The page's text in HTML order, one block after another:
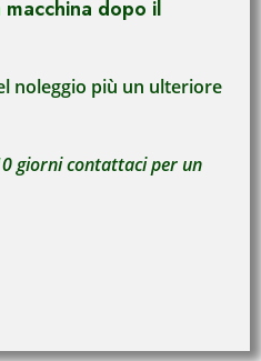
dopo il
noleggio più un ulteriore
giorni contattaci per un